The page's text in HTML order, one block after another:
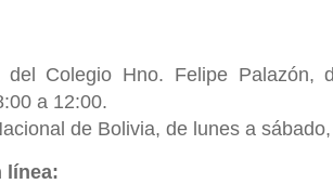
del Colegio Hno. Felipe Palazón,
a 12:00.
de Bolivia, de lunes a
línea: